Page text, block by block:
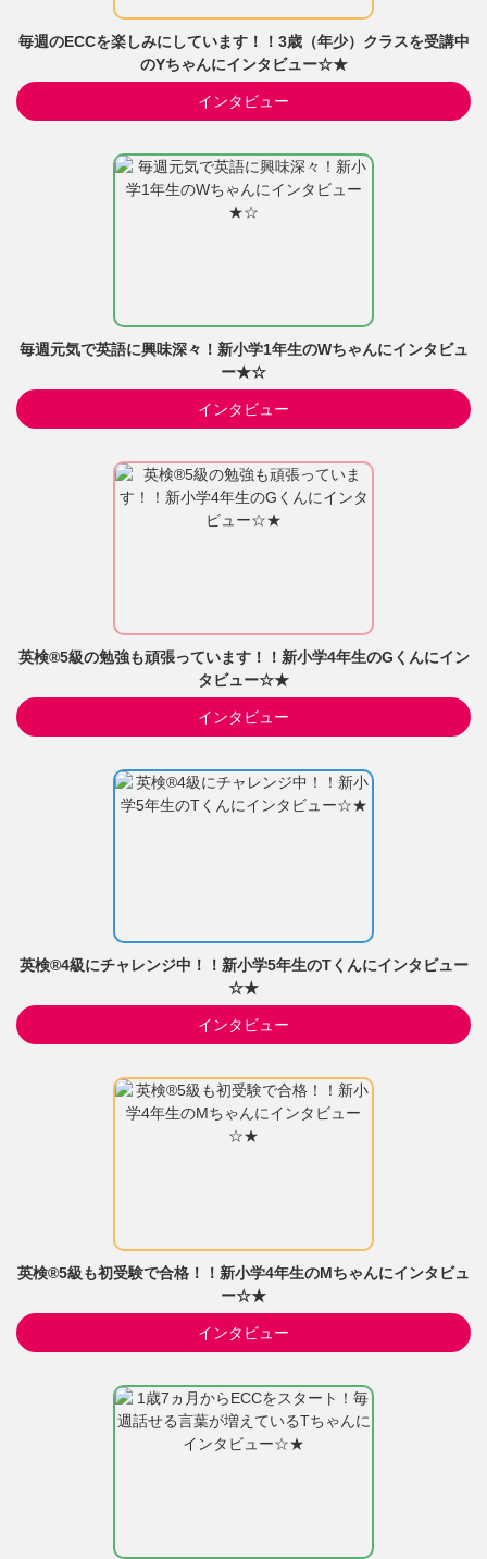
毎週のECCを楽しみにしています！！3歳（年少）クラスを受講中
のYちゃんにインタビュー☆★
インタビュー
毎週元気で英語に興味深々！新小学1年生のWちゃんにインタビュ
ー★☆
インタビュー
英検®5級の勉強も頑張っています！！新小学4年生のGくんにイン
タビュー☆★
インタビュー
英検®4級にチャレンジ中！！新小学5年生のTくんにインタビュー
☆★
インタビュー
英検®5級も初受験で合格！！新小学4年生のMちゃんにインタビュ
ー☆★
インタビュー